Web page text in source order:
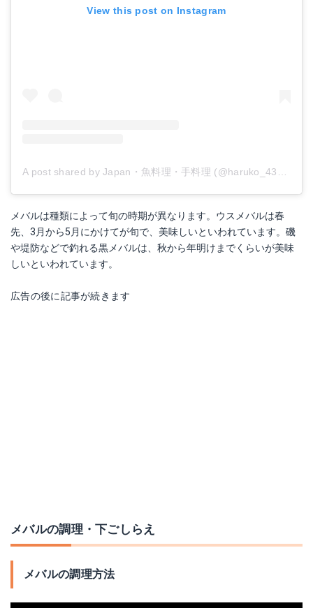
View this post on Instagram
メバルは種類によって旬の時期が異なります。ウスメバルは春
先、3月から5月にかけてが旬で、美味しいといわれています。磯
や堤防などで釣れる黒メバルは、秋から年明けまでくらいが美味
しいといわれています。
広告の後に記事が続きます
メバルの調理・下ごしらえ
メバルの調理方法